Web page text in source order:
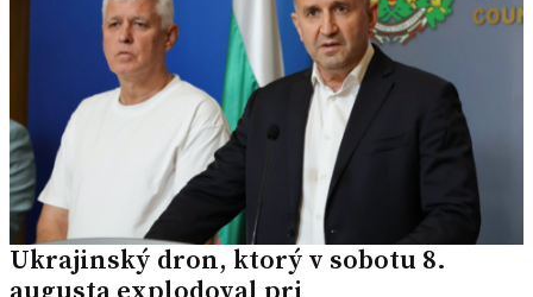
Ukrajinský dron, ktorý v sobotu 8.